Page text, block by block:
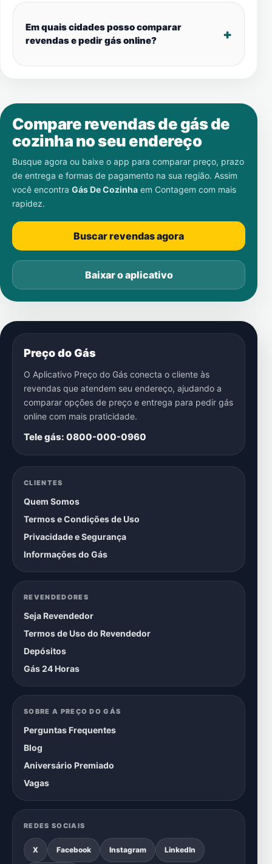
Em quais cidades posso comparar
revendas e pedir gás online?
Compare revendas de gás de
cozinha no seu endereço
Busque agora ou baixe o app para comparar preço, prazo
de entrega e formas de pagamento na sua região. Assim
você encontra Gás De Cozinha em Contagem com mais
rapidez.
Buscar revendas agora
Baixar o aplicativo
Preço do Gás
O Aplicativo Preço do Gás conecta o cliente às
revendas que atendem seu endereço, ajudando a
comparar opções de preço e entrega para pedir gás
online com mais praticidade.
Tele gás: 0800-000-0960
CLIENTES
Quem Somos
Termos e Condições de Uso
Privacidade e Segurança
Informações do Gás
REVENDEDORES
Seja Revendedor
Termos de Uso do Revendedor
Depósitos
Gás 24 Horas
SOBRE A PREÇO DO GÁS
Perguntas Frequentes
Blog
Aniversário Premiado
Vagas
REDES SOCIAIS
X Facebook Instagram LinkedIn